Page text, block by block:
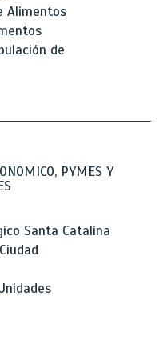
Alimentos
de
PYMES Y
Santa Catalina